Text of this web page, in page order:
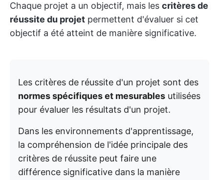
Chaque projet a un objectif, mais les critères de
réussite du projet permettent d'évaluer si cet
objectif a été atteint de manière significative.
Les critères de réussite d'un projet sont des
normes spécifiques et mesurables utilisées
pour évaluer les résultats d'un projet.
Dans les environnements d'apprentissage,
la compréhension de l'idée principale des
critères de réussite peut faire une
différence significative dans la manière